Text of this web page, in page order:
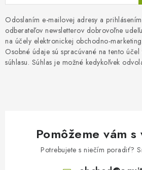
p
r
v
k
y
Odoslaním e-mailovej adresy a
odberateľov newsletterov dobrovoľne
na účely elektronickej obchodno-
Osobné údaje sú spracúvané na tento
súhlasu. Súhlas je možné kedykoľvek
Pomôžeme vám
Potrebujete s niečím poradiť?